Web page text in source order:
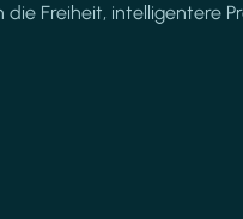
Freiheit, intelligentere